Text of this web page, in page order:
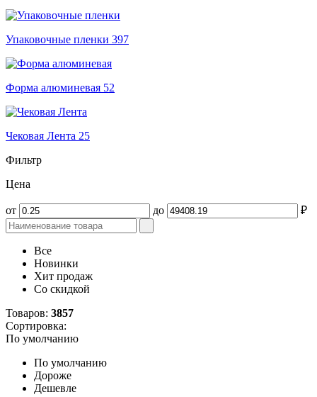
Упаковочные пленки 397
Форма алюминевая 52
Чековая Лента 25
Фильтр
Цена
от до ₽
Все
Новинки
Хит продаж
Со скидкой
Товаров: 3857
Сортировка:
По умолчанию
По умолчанию
Дороже
Дешевле